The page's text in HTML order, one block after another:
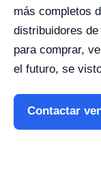
más completos
distribuidores
para comprar,
el futuro, se
Contactar